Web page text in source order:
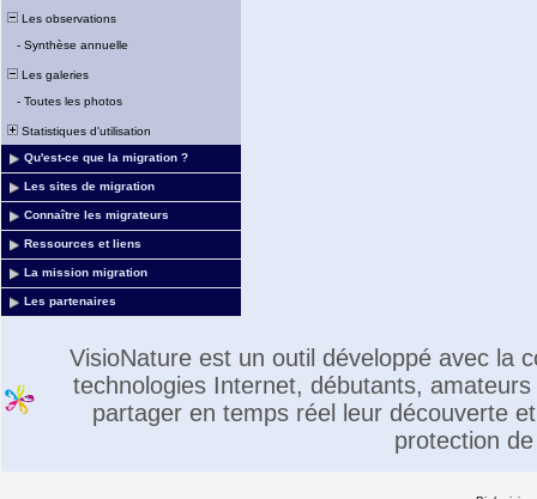
Les observations
- Synthèse annuelle
Les galeries
- Toutes les photos
Statistiques d'utilisation
Qu'est-ce que la migration ?
Les sites de migration
Connaître les migrateurs
Ressources et liens
La mission migration
Les partenaires
VisioNature est un outil développé avec la
technologies Internet, débutants,
partager en temps réel leur découverte
protection